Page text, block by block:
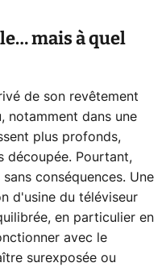
mais à quel
de son revêtement
notamment dans une
plus profonds,
découpée. Pourtant,
conséquences. Une
d'usine du téléviseur
en particulier en
avec le
surexposée ou